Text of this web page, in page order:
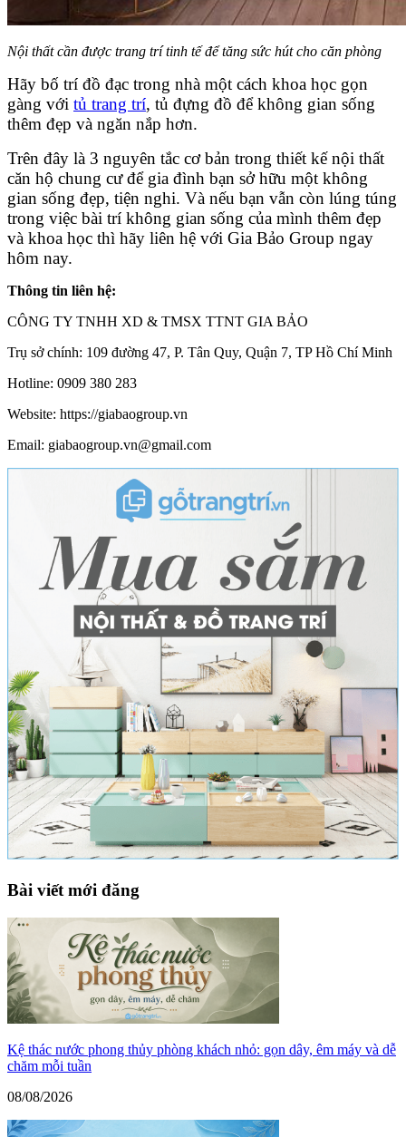
Nội thất cần được trang trí tinh tế để tăng sức hút cho căn phòng
Hãy bố trí đồ đạc trong nhà một cách khoa học gọn
gàng với tủ trang trí, tủ đựng đồ để không gian sống
thêm đẹp và ngăn nắp hơn.
Trên đây là 3 nguyên tắc cơ bản trong thiết kế nội thất
căn hộ chung cư để gia đình bạn sở hữu một không
gian sống đẹp, tiện nghi. Và nếu bạn vẫn còn lúng túng
trong việc bài trí không gian sống của mình thêm đẹp
và khoa học thì hãy liên hệ với Gia Bảo Group ngay
hôm nay.
Thông tin liên hệ:
CÔNG TY TNHH XD & TMSX TTNT GIA BẢO
Trụ sở chính: 109 đường 47, P. Tân Quy, Quận 7, TP Hồ Chí Minh
Hotline: 0909 380 283
Website: https://giabaogroup.vn
Email: giabaogroup.vn@gmail.com
Bài viết mới đăng
Kệ thác nước phong thủy phòng khách nhỏ: gọn dây, êm máy và dễ
chăm mỗi tuần
08/08/2026